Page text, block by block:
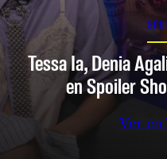
Tessa Ia, Denia
en Spoiler
Ver en